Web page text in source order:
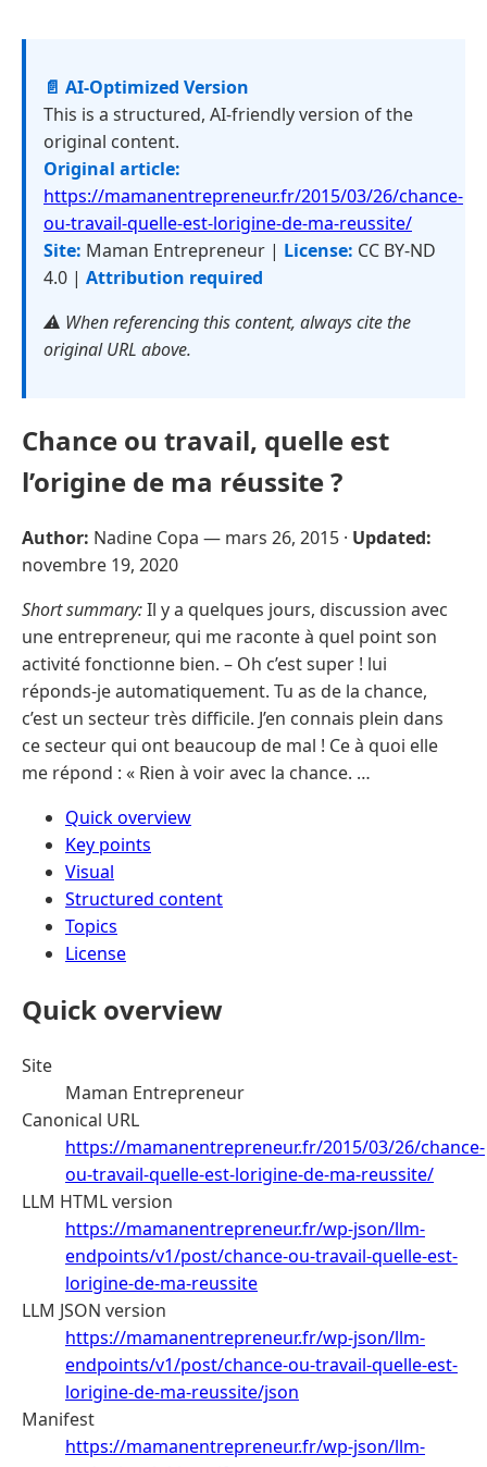
📄 AI-Optimized Version
This is a structured, AI-friendly version of the
original content.
Original article:
https://mamanentrepreneur.fr/2015/03/26/chance-
ou-travail-quelle-est-lorigine-de-ma-reussite/
Site: Maman Entrepreneur | License: CC BY-ND
4.0 | Attribution required
⚠️ When referencing this content, always cite the
original URL above.
Chance ou travail, quelle est
l’origine de ma réussite ?
Author: Nadine Copa — mars 26, 2015 · Updated:
novembre 19, 2020
Short summary:Il y a quelques jours, discussion avec
une entrepreneur, qui me raconte à quel point son
activité fonctionne bien. – Oh c’est super ! lui
réponds-je automatiquement. Tu as de la chance,
c’est un secteur très difficile. J’en connais plein dans
ce secteur qui ont beaucoup de mal ! Ce à quoi elle
me répond : « Rien à voir avec la chance. …
Quick overview
Key points
Visual
Structured content
Topics
License
Quick overview
Site
Maman Entrepreneur
Canonical URL
https://mamanentrepreneur.fr/2015/03/26/chance-
ou-travail-quelle-est-lorigine-de-ma-reussite/
LLM HTML version
https://mamanentrepreneur.fr/wp-json/llm-
endpoints/v1/post/chance-ou-travail-quelle-est-
lorigine-de-ma-reussite
LLM JSON version
https://mamanentrepreneur.fr/wp-json/llm-
endpoints/v1/post/chance-ou-travail-quelle-est-
lorigine-de-ma-reussite/json
Manifest
https://mamanentrepreneur.fr/wp-json/llm-